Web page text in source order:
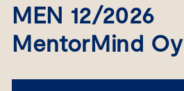
MEN 12/2026
MentorMind Oy